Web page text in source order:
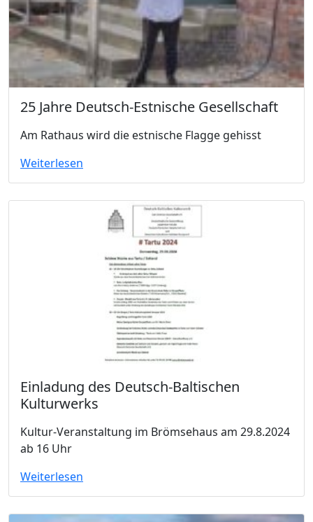
25 Jahre Deutsch-Estnische Gesellschaft
Am Rathaus wird die estnische Flagge gehisst
Weiterlesen
Einladung des Deutsch-Baltischen
Kulturwerks
Kultur-Veranstaltung im Brömsehaus am 29.8.2024
ab 16 Uhr
Weiterlesen